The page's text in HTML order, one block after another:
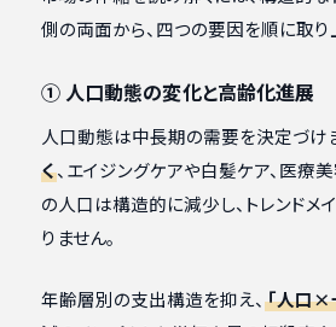
側の両面から、四つの要因を順に取り
① 人口動態の変化と高齢化進展
人口動態は中長期の需要を決定づけ
く、エイジングケアや白髪ケア、医療
の人口は構造的に減少し、トレンド
りません。
年齢層別の支出構造を抑え、 「人口×